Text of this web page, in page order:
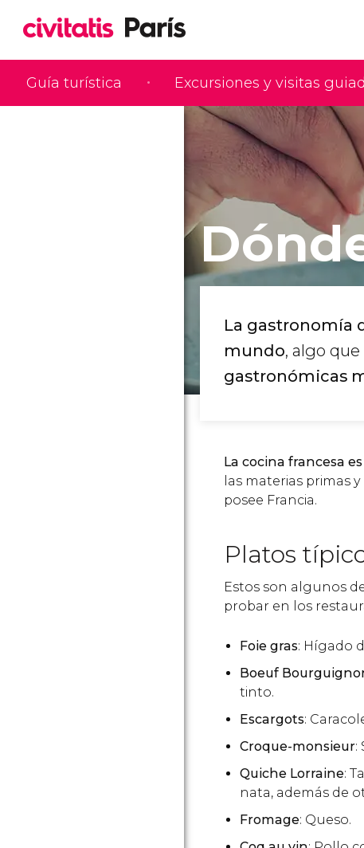
Guía turística Excursiones y visitas
La gastronomía
mundo, algo
gastronómicas
La cocina francesa
las materias primas
posee Francia.
Platos
Estos son algunos
probar en los
Foie gras: Hígado
Boeuf
tinto.
Escargots:
Croque-monsieur:
Quiche Lorraine:
nata, además de
Fromage: Queso.